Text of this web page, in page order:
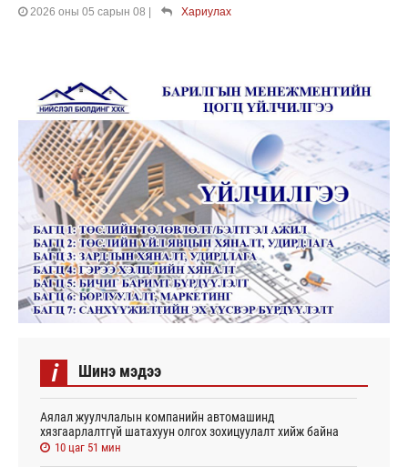
2026 оны 05 сарын 08 Хариулах
i Шинэ мэдээ
Аялал жуулчлалын компанийн автомашинд
хязгаарлалтгүй шатахуун олгох зохицуулалт хийж байна
10 цаг 51 мин